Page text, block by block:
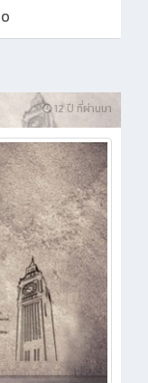
0
12 ปี ที่ผ่านมา